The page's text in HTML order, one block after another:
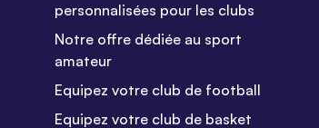
personnalisées pour les clubs
Notre offre dédiée au sport
amateur
Equipez votre club de football
Equipez votre club de basket